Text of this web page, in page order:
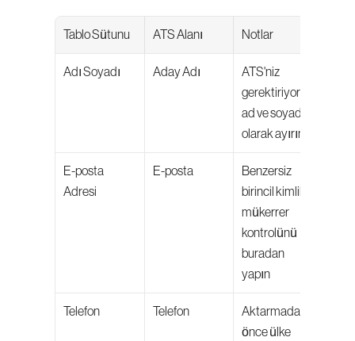
Tablo Sütunu ATS Alanı Notlar
Adı Soyadı Aday Adı
ATS'niz
gerektiriyorsa
ad ve soyadı
olarak ayırın
E-posta
Adresi
E-posta
Benzersiz
birincil kimlik -
mükerrer
kontrolünü
buradan
yapın
Telefon Telefon
Aktarmadan
önce ülke